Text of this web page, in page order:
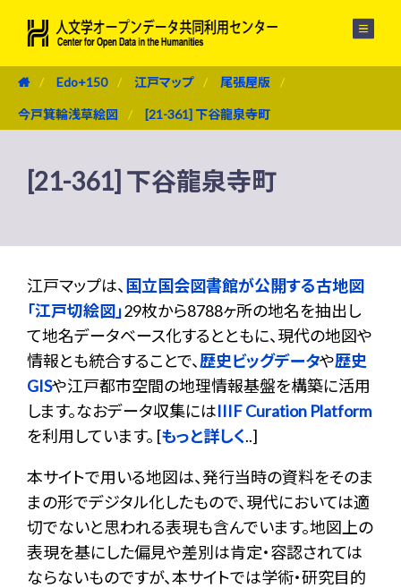
Edo+150 江戸マップ 尾張屋版
今戸箕輪浅草絵図 [21-361] 下谷龍泉寺町
[21-361] 下谷龍泉寺町
江戸マップは、 国立国会図書館が公開する古地図
「江戸切絵図」29枚から8788ヶ所の地名を抽出し
て地名データベース化するとともに、現代の地図や
情報とも統合することで、歴史ビッグデータや歴史
GISや江戸都市空間の地理情報基盤を構築に活用
します。なおデータ収集にはIIIF Curation Platform
を利用しています。 [もっと詳しく..]
本サイトで用いる地図は、発行当時の資料をそのま
まの形でデジタル化したもので、現代においては適
切でないと思われる表現も含んでいます。地図上の
表現を基にした偏見や差別は肯定・容認されては
ならないものですが、本サイトでは学術・研究目的